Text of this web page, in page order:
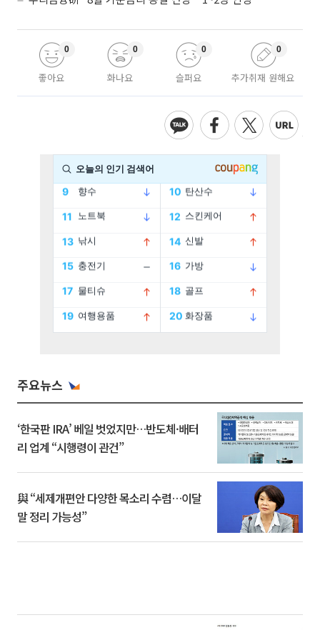
좋아요
0
화나요
0
슬퍼요
0
추가취재 원해요
0
주요뉴스
‘한국판 IRA’ 베일 벗었지만…반도체·배터
리 업계 “시행령이 관건”
與 “세제개편안 다양한 목소리 수렴…이달
말 정리 가능성”